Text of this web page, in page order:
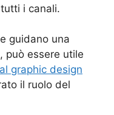
i canali.
guidano una
può essere utile
graphic design
il ruolo del